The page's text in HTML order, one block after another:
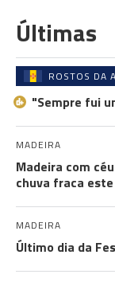
Últimas
ROSTOS DA
"Sempre fui
MADEIRA
Madeira com
chuva fraca
MADEIRA
Último dia da